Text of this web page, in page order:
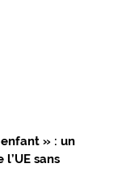
» : un
sans